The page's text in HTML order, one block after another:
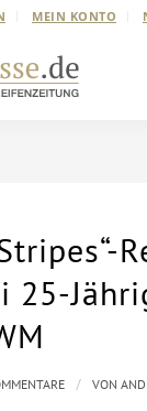
MEIN KONTO
/ VON